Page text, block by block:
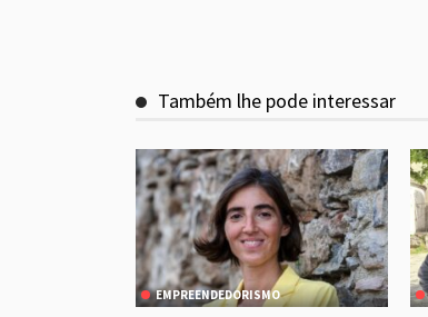
Também lhe pode interessar
EMPREENDEDORISMO